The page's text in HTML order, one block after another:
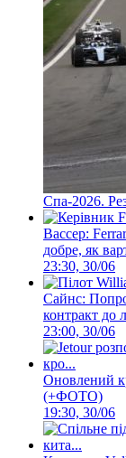
Спа-2026.
Вассер:
добре, як
23:30, 30/06
Сайнс:
контракт до
23:00, 30/06
Оновлений
(+ФОТО)
19:30, 30/06